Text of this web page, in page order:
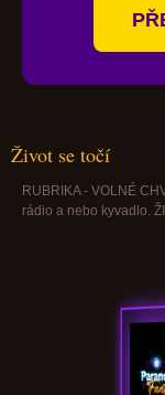
Život se točí
RUBRIKA - VOLNÉ
rádio a nebo kyvadlo.